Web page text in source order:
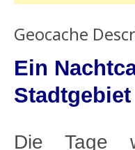
Geocache
Ein
Stadtgebiet
Die Tage